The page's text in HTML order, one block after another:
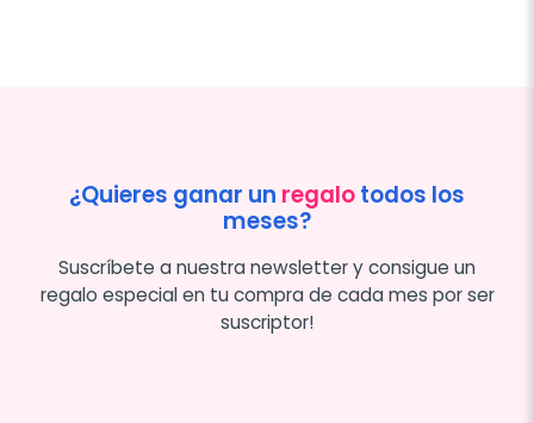
¿Quieres ganar un regalotodos los
meses?
Suscríbete a nuestra newsletter y consigue un
regalo especial en tu compra de cada mes por ser
suscriptor!